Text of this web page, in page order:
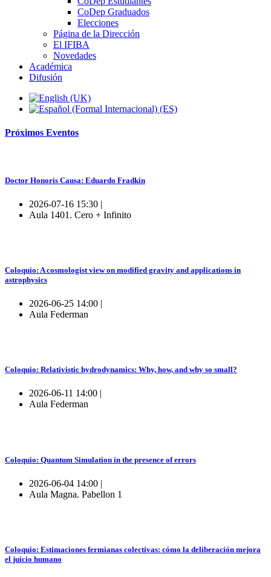
CoDep Graduados
Elecciones
Página de la Dirección
El IFIBA
Novedades
Académica
Difusión
Próximos Eventos
Doctor Honoris Causa: Eduardo Fradkin
2026-07-16 15:30 |
Aula 1401. Cero + Infinito
Coloquio: A cosmologist view on modified gravity and applications in
astrophysics
2026-06-25 14:00 |
Aula Federman
Coloquio: Relativistic hydrodynamics: Why, how, and why so small?
2026-06-11 14:00 |
Aula Federman
Coloquio: Quantum Simulation in the presence of errors
2026-06-04 14:00 |
Aula Magna. Pabellon 1
Coloquio: Estimaciones fermianas colectivas: cómo la deliberación mejora
el juicio humano